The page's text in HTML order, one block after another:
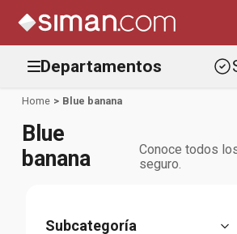
Departamentos
Blue banana
Blue
banana
Conoce todos
seguro.